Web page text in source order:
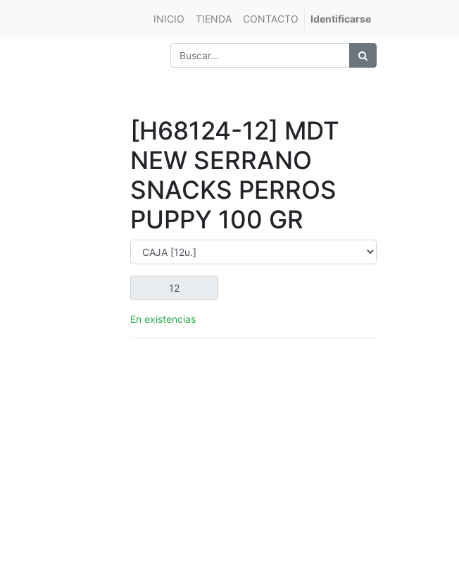
INICIO TIENDA CONTACTO Identificarse
[H68124-12] MDT
NEW SERRANO
SNACKS PERROS
PUPPY 100 GR
En existencias